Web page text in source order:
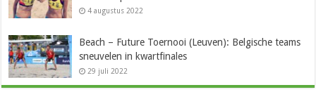
4 augustus 2022
Beach – Future Toernooi (Leuven): Belgische teams
sneuvelen in kwartfinales
29 juli 2022